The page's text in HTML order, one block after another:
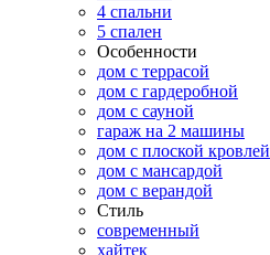
4 спальни
5 спален
Особенности
дом с террасой
дом с гардеробной
дом с сауной
гараж на 2 машины
дом с плоской кровлей
дом с мансардой
дом с верандой
Стиль
современный
хайтек